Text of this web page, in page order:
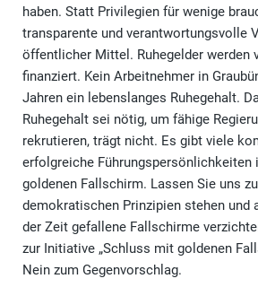
haben. Statt Privilegien für wenige
transparente und verantwortungsvolle
öffentlicher Mittel. Ruhegelder werden
finanziert. Kein Arbeitnehmer in
Jahren ein lebenslanges Ruhegehalt.
Ruhegehalt sei nötig, um fähige
rekrutieren, trägt nicht. Es gibt viele
erfolgreiche Führungspersönlichkeiten
goldenen Fallschirm. Lassen Sie uns
demokratischen Prinzipien stehen und
der Zeit gefallene Fallschirme
zur Initiative „Schluss mit goldenen
Nein zum Gegenvorschlag.